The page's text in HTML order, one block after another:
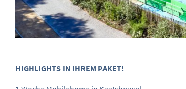
HIGHLIGHTS IN IHREM PAKET!